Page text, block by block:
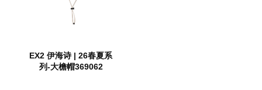
EX2 伊海诗 | 26春夏系
列-大檐帽369062